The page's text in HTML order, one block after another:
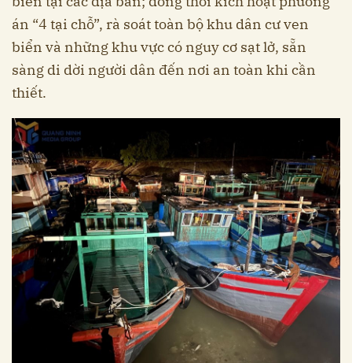
án “4 tại chỗ”, rà soát toàn bộ khu dân cư ven
biển và những khu vực có nguy cơ sạt lở, sẵn
sàng di dời người dân đến nơi an toàn khi cần
thiết.